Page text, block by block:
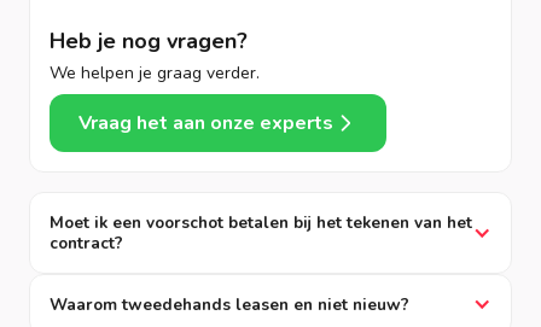
Heb je nog vragen?
We helpen je graag verder.
Vraag het aan onze experts
Moet ik een voorschot betalen bij het tekenen van het
contract?
Waarom tweedehands leasen en niet nieuw?